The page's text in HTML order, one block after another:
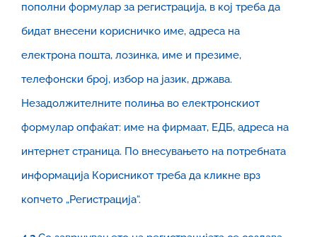
пополни формулар за регистрација, в кој треба да
бидат внесени корисничко име, адреса на
електрона пошта, лозинка, име и презиме,
телефонски број, избор на јазик, држава.
Незадолжителните полиња во електронскиот
формулар опфаќат: име на фирмаат, ЕДБ, адреса на
интернет страница. По внесувањето на потребната
информација Корисникот треба да кликне врз
копчето „Регистрација“.